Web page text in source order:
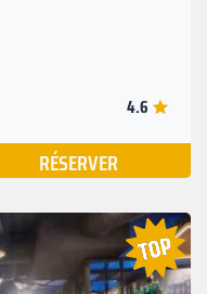
4.6
RÉSERVER